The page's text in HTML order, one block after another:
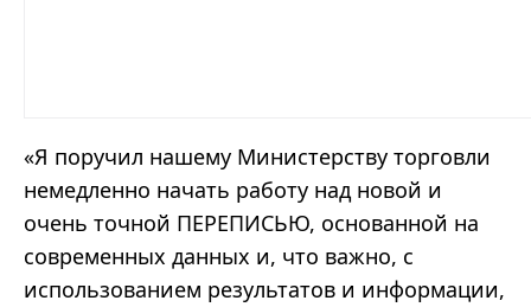
«Я поручил нашему Министерству торговли
немедленно начать работу над новой и
очень точной ПЕРЕПИСЬЮ, основанной на
современных данных и, что важно, с
использованием результатов и информации,